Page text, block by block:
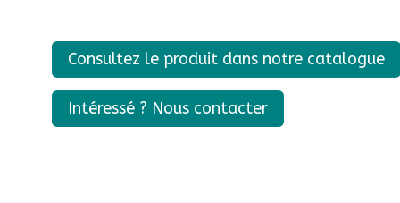
Consultez le produit dans notre catalogue
Intéressé ? Nous contacter